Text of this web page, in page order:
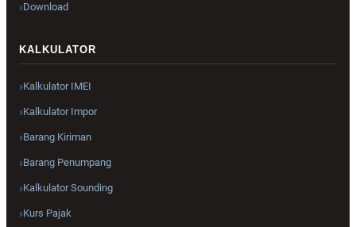
Download
KALKULATOR
Kalkulator IMEI
Kalkulator Impor
Barang Kiriman
Barang Penumpang
Kalkulator Sounding
Kurs Pajak